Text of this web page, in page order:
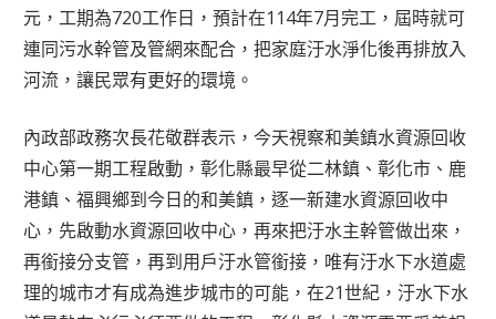
元，工期為720工作日，預計在114年7月完工，屆時就可
連同污水幹管及管網來配合，把家庭汙水淨化後再排放入
河流，讓民眾有更好的環境。
內政部政務次長花敬群表示，今天視察和美鎮水資源回收
中心第一期工程啟動，彰化縣最早從二林鎮、彰化市、鹿
港鎮、福興鄉到今日的和美鎮，逐一新建水資源回收中
心，先啟動水資源回收中心，再來把汙水主幹管做出來，
再銜接分支管，再到用戶汙水管銜接，唯有汙水下水道處
理的城市才有成為進步城市的可能，在21世紀，汙水下水